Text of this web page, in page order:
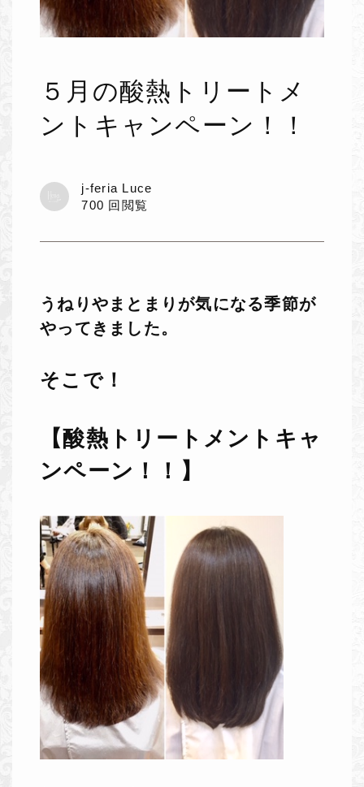
５月の酸熱トリートメ
ントキャンペーン！！
j-feria Luce
700 回閲覧
うねりやまとまりが気になる季節が
やってきました。
そこで！
【酸熱トリートメントキャ
ンペーン！！】